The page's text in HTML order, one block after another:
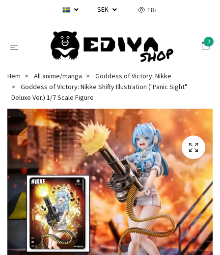
SEK 18+
0
Hem All anime/manga
Goddess of Victory: Nikke
Goddess of Victory: Nikke Shifty Illustration ("Panic Sight"
Deluxe Ver.) 1/7 Scale Figure